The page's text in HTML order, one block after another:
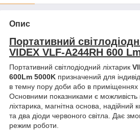
Опис
Портативний
VIDEX VLF-A244RH 600
Портативний світлодіодний ліхтарик
600Lm 5000K призначений для
в темну пору доби або в приміщеннях
Основними показниками є можливість
ліхтарика, магнітна основа, надійний
та два діоди червоного світла. Дає
режим роботи.